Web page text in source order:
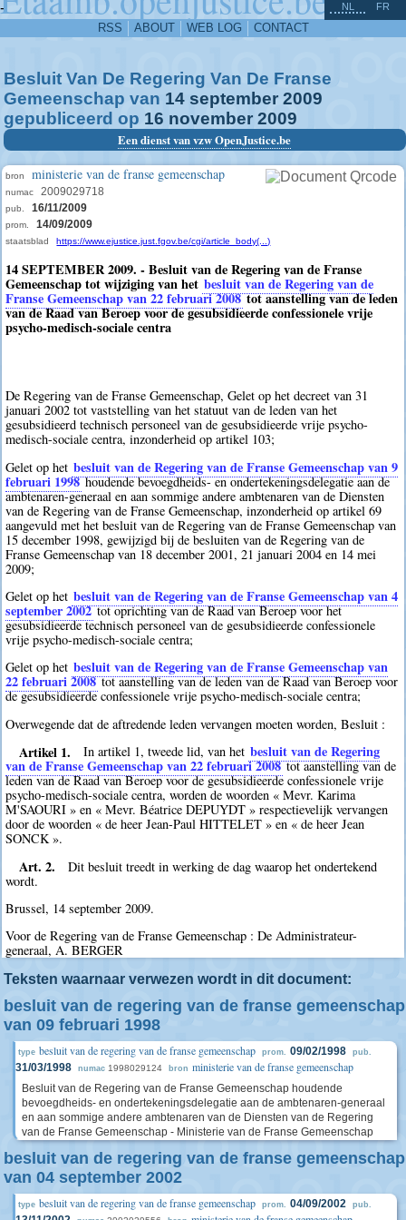
-
RSS ABOUT WEB LOG CONTACT
NL FR
Besluit Van De Regering Van De Franse
Gemeenschap van 14 september 2009
gepubliceerd op 16 november 2009
Een dienst van vzw OpenJustice.be
bron ministerie van de franse gemeenschap
numac 2009029718
pub. 16/11/2009
prom. 14/09/2009
staatsblad https://www.ejustice.just.fgov.be/cgi/article_body(...)
14 SEPTEMBER 2009. - Besluit van de Regering van de Franse
Gemeenschap tot wijziging van het besluit van de Regering van de
Franse Gemeenschap van 22 februari 2008tot aanstelling van de leden
van de Raad van Beroep voor de gesubsidieerde confessionele vrije
psycho-medisch-sociale centra
De Regering van de Franse Gemeenschap, Gelet op het decreet van 31
januari 2002 tot vaststelling van het statuut van de leden van het
gesubsidieerd technisch personeel van de gesubsidieerde vrije psycho-
medisch-sociale centra, inzonderheid op artikel 103;
Gelet op het besluit van de Regering van de Franse Gemeenschap van 9
februari 1998houdende bevoegdheids- en ondertekeningsdelegatie aan de
ambtenaren-generaal en aan sommige andere ambtenaren van de Diensten
van de Regering van de Franse Gemeenschap, inzonderheid op artikel 69
aangevuld met het besluit van de Regering van de Franse Gemeenschap van
15 december 1998, gewijzigd bij de besluiten van de Regering van de
Franse Gemeenschap van 18 december 2001, 21 januari 2004 en 14 mei
2009;
Gelet op het besluit van de Regering van de Franse Gemeenschap van 4
september 2002tot oprichting van de Raad van Beroep voor het
gesubsidieerde technisch personeel van de gesubsidieerde confessionele
vrije psycho-medisch-sociale centra;
Gelet op het besluit van de Regering van de Franse Gemeenschap van
22 februari 2008tot aanstelling van de leden van de Raad van Beroep voor
de gesubsidieerde confessionele vrije psycho-medisch-sociale centra;
Overwegende dat de aftredende leden vervangen moeten worden, Besluit :
Artikel 1. In artikel 1, tweede lid, van het besluit van de Regering
van de Franse Gemeenschap van 22 februari 2008tot aanstelling van de
leden van de Raad van Beroep voor de gesubsidieerde confessionele vrije
psycho-medisch-sociale centra, worden de woorden « Mevr. Karima
M'SAOURI » en « Mevr. Béatrice DEPUYDT » respectievelijk vervangen
door de woorden « de heer Jean-Paul HITTELET » en « de heer Jean
SONCK ».
Art. 2.
Dit besluit treedt in werking de dag waarop het ondertekend
wordt.
Brussel, 14 september 2009.
Voor de Regering van de Franse Gemeenschap : De Administrateur-
generaal, A. BERGER
Teksten waarnaar verwezen wordt in dit document:
besluit van de regering van de franse gemeenschap
van 09 februari 1998
type besluit van de regering van de franse gemeenschap prom. 09/02/1998 pub.
31/03/1998 numac 1998029124 bron ministerie van de franse gemeenschap
Besluit van de Regering van de Franse Gemeenschap houdende
bevoegdheids- en ondertekeningsdelegatie aan de ambtenaren-generaal
en aan sommige andere ambtenaren van de Diensten van de Regering
van de Franse Gemeenschap - Ministerie van de Franse Gemeenschap
besluit van de regering van de franse gemeenschap
van 04 september 2002
type besluit van de regering van de franse gemeenschap prom. 04/09/2002 pub.
^